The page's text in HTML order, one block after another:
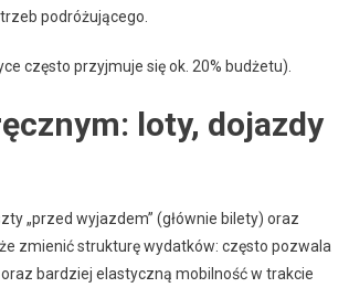
podróżującego.
często przyjmuje się ok. 20% budżetu).
loty, dojazdy
„przed wyjazdem” (głównie bilety) oraz
zmienić strukturę wydatków: często pozwala
bardziej elastyczną mobilność w trakcie